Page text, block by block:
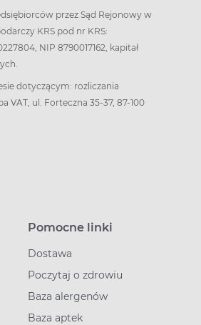
przez Sąd Rejonowy w
KRS pod nr KRS:
NIP 8790017162, kapitał
dotyczącym: rozliczania
VAT, ul. Forteczna 35-37, 87-100
Pomocne linki
Dostawa
Poczytaj o zdrowiu
Baza alergenów
Baza aptek